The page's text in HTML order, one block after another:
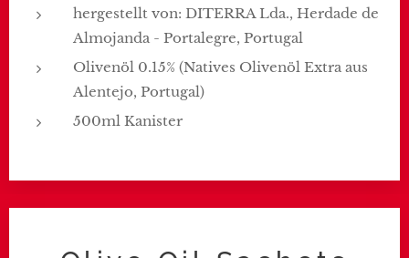
hergestellt von: DITERRA Lda., Herdade de
Almojanda - Portalegre, Portugal
Olivenöl 0.15% (Natives Olivenöl Extra aus
Alentejo, Portugal)
500ml Kanister